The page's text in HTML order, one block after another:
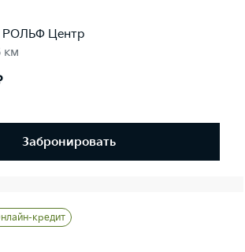
Центр
км
Забронировать
кредит